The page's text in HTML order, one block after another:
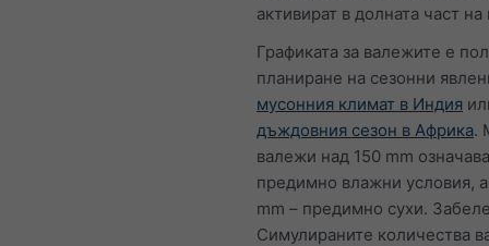
активират в долната част на
Графиката за валежите е
планиране на сезонни
мусонния климат в Индия
дъждовния сезон в Африка.
валежи над 150 mm
предимно влажни условия,
mm – предимно сухи.
Симулираните количества